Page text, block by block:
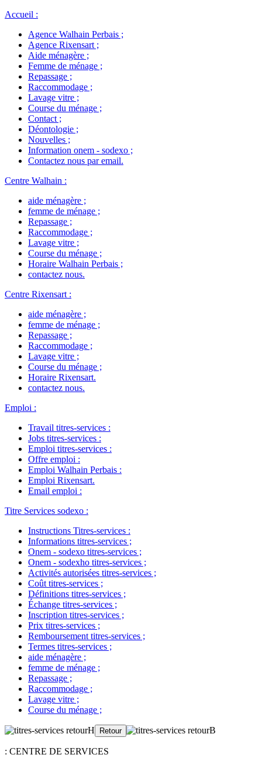
Accueil :
Agence Walhain Perbais ;
Agence Rixensart ;
Aide ménagère ;
Femme de ménage ;
Repassage ;
Raccommodage ;
Lavage vitre ;
Course du ménage ;
Contact ;
Déontologie ;
Nouvelles ;
Information onem - sodexo ;
Contactez nous par email.
Centre Walhain :
aide ménagère ;
femme de ménage ;
Repassage ;
Raccommodage ;
Lavage vitre ;
Course du ménage ;
Horaire Walhain Perbais ;
contactez nous.
Centre Rixensart :
aide ménagère ;
femme de ménage ;
Repassage ;
Raccommodage ;
Lavage vitre ;
Course du ménage ;
Horaire Rixensart.
contactez nous.
Emploi :
Travail titres-services :
Jobs titres-services :
Emploi titres-services :
Offre emploi :
Emploi Walhain Perbais :
Emploi Rixensart.
Email emploi :
Titre Services sodexo :
Instructions Titres-services :
Informations titres-services ;
Onem - sodexo titres-services ;
Onem - sodexho titres-services ;
Activités autorisées titres-services ;
Coût titres-services ;
Définitions titres-services ;
Échange titres-services ;
Inscription titres-services ;
Prix titres-services ;
Remboursement titres-services ;
Termes titres-services ;
aide ménagère ;
femme de ménage ;
Repassage ;
Raccommodage ;
Lavage vitre ;
Course du ménage ;
: CENTRE DE SERVICES